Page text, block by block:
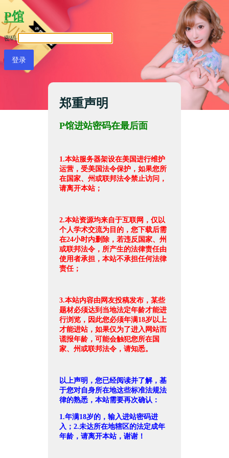
P馆
密码
郑重声明
P馆进站密码在最后面
1.本站服务器架设在美国进行维护
运营，受美国法令保护，如果您所
在国家、州或联邦法令禁止访问，
请离开本站；
2.本站资源均来自于互联网，仅以
个人学术交流为目的，您下载后需
在24小时内删除，若违反国家、州
或联邦法令，所产生的法律责任由
使用者承担，本站不承担任何法律
责任；
3.本站内容由网友投稿发布，某些
题材必须达到当地法定年龄才能进
行浏览，因此您必须年满18岁以上
才能进站，如果仅为了进入网站而
谎报年龄，可能会触犯您所在国
家、州或联邦法令，请知悉。
以上声明，您已经阅读并了解，基
于您对自身所在地这些标准法规法
律的熟悉，本站需要再次确认：
1.年满18岁的，输入进站密码进
入；2.未达所在地辖区的法定成年
年龄，请离开本站，谢谢！